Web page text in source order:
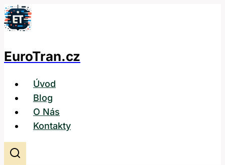
Přeskočit
na
EuroTran.cz
Úvod
Blog
O Nás
Kontakty